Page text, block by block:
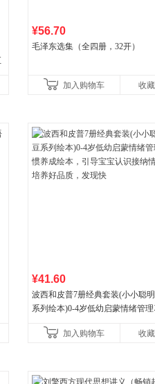
¥56.70
毛泽东选集（全四册，32开）
加入购物车 收藏
¥41.60
波西和皮普7册经典套装(小小聪
系列绘本)0-4岁低幼启蒙情绪管
养好品质，发现快
加入购物车 收藏